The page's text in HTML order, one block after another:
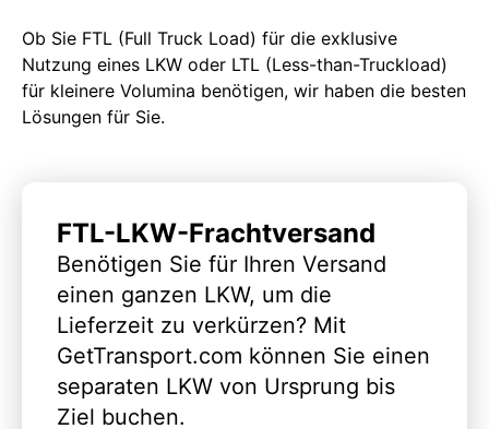
Ob Sie FTL (Full Truck Load) für die exklusive
Nutzung eines LKW oder LTL (Less-than-Truckload)
für kleinere Volumina benötigen, wir haben die besten
Lösungen für Sie.
FTL-LKW-Frachtversand
Benötigen Sie für Ihren Versand
einen ganzen LKW, um die
Lieferzeit zu verkürzen? Mit
GetTransport.com können Sie einen
separaten LKW von Ursprung bis
Ziel buchen.